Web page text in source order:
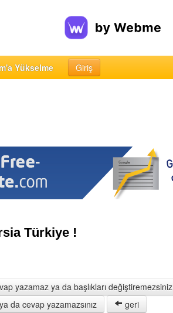
Yükselme Giriş
Türkiye !
yazamaz ya da başlıkları değiştiremezsiniz
da cevap yazamazsınız
geri